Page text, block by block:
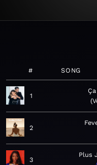
# SONG
1
2
3
Plus